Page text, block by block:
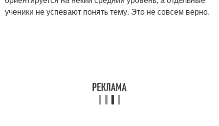
ученики не успевают понять тему. Это не совсем верно.